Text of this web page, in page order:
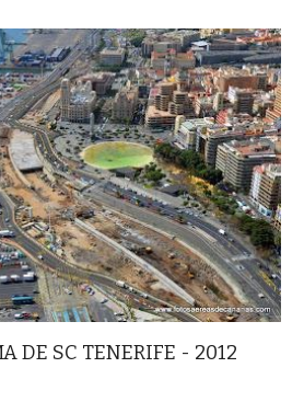
DE SC TENERIFE - 2012